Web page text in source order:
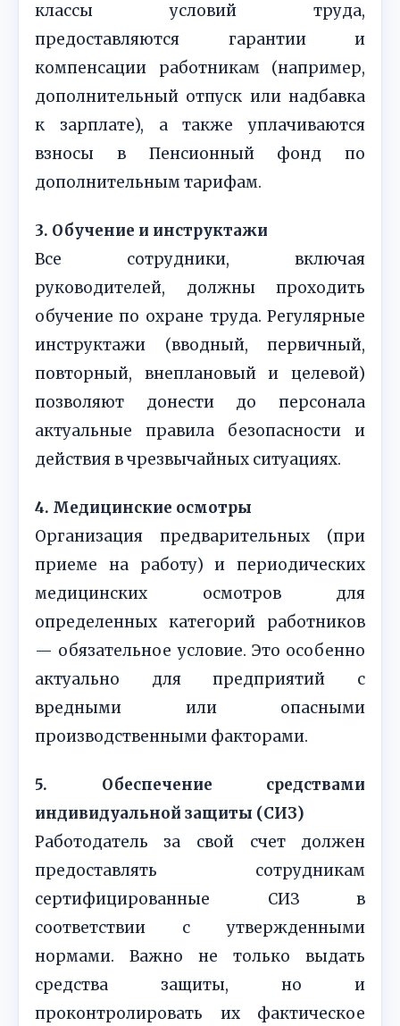
классы условий труда,
предоставляются гарантии и
компенсации работникам (например,
дополнительный отпуск или надбавка
к зарплате), а также уплачиваются
взносы в Пенсионный фонд по
дополнительным тарифам.
3. Обучение и инструктажи
Все сотрудники, включая
руководителей, должны проходить
обучение по охране труда. Регулярные
инструктажи (вводный, первичный,
повторный, внеплановый и целевой)
позволяют донести до персонала
актуальные правила безопасности и
действия в чрезвычайных ситуациях.
4. Медицинские осмотры
Организация предварительных (при
приеме на работу) и периодических
медицинских осмотров для
определенных категорий работников
— обязательное условие. Это особенно
актуально для предприятий с
вредными или опасными
производственными факторами.
5. Обеспечение средствами
индивидуальной защиты (СИЗ)
Работодатель за свой счет должен
предоставлять сотрудникам
сертифицированные СИЗ в
соответствии с утвержденными
нормами. Важно не только выдать
средства защиты, но и
проконтролировать их фактическое